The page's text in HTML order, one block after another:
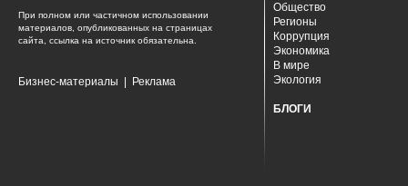
При полном или частичном использовании
материалов, опубликованных на страницах
сайта, ссылка на источник обязательна.
Бизнес-материалы Реклама
Общество
Регионы
Коррупция
Экономика
В мире
Экология
БЛОГИ